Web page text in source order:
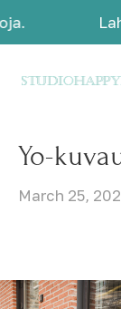
Yo-
March 25,